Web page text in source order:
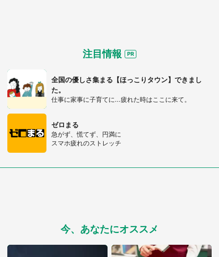
注目情報
全国の優しさ集まる【ほっこりタウン】できまし
た。
仕事に家事に子育てに...疲れた時はここに来て。
ゼロまる
急がず、慌てず、円満に
スマホ疲れのストレッチ
今、あなたにオススメ